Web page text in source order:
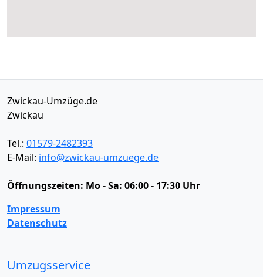
Zwickau-Umzüge.de
Zwickau
Tel.: 01579-2482393
E-Mail: info@zwickau-umzuege.de
Öffnungszeiten: Mo - Sa: 06:00 - 17:30 Uhr
Impressum
Datenschutz
Umzugsservice